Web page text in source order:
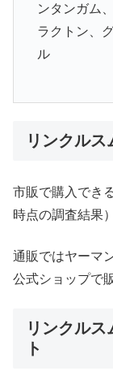
ンタンガム
ラクトン、
ル
リンクル
市販で購入でき
時点の調査結果）
通販ではヤーマ
公式ショップで
リンクル
ト